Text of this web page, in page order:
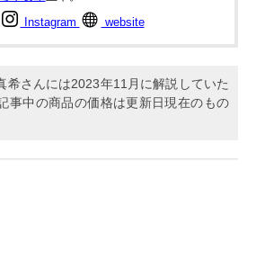
Instagram website
希さんには2023年11月に解説していた
事中の商品の価格は更新日現在のもの